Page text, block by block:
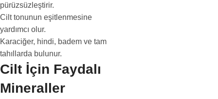
pürüzsüzleştirir.
Cilt tonunun eşitlenmesine
yardımcı olur.
Karaciğer, hindi, badem ve tam
tahıllarda bulunur.
Cilt İçin Faydalı
Mineraller